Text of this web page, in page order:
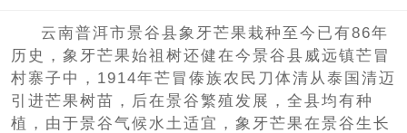
云南普洱市景谷县象牙芒果栽种至今已有86年
历史，象牙芒果始祖树还健在今景谷县威远镇芒冒
村寨子中，1914年芒冒傣族农民刀体清从泰国清迈
引进芒果树苗，后在景谷繁殖发展，全县均有种
植，由于景谷气候水土适宜，象牙芒果在景谷生长